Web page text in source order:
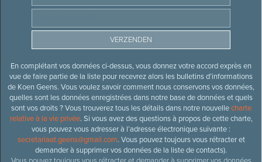
En complétant vos données ci-dessus, vous donnez votre accord exprès en
vue de faire partie de la liste pour recevrez alors les bulletins d’informations
de Koen Geens. Vous voulez savoir comment nous conservons vos données,
quelles sont les données enregistrées dans notre base de données et quels
sont vos droits ? Vous trouverez tous les détails dans notre nouvellecharte
relative à la vie privée. Si vous avez des questions à propos de cette charte,
vous pouvez vous adresser à l’adresse électronique suivante :
secretariaat.geens@gmail.com. Vous pouvez toujours vous rétracter et
demander à supprimer vos données de la liste de contacts).